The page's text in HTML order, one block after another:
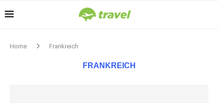
Home Frankreich
FRANKREICH